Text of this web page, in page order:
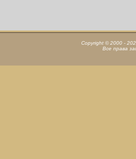
Copyright © 2000 -
Все права